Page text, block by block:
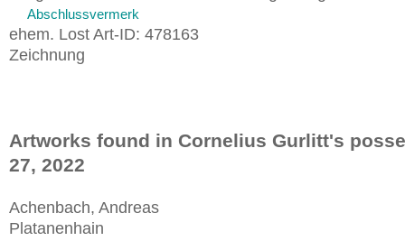
Abschlussvermerk
ehem. Lost Art-ID: 478163
Zeichnung
Artworks found in Cornelius Gurlitt's
27, 2022
Achenbach, Andreas
Platanenhain